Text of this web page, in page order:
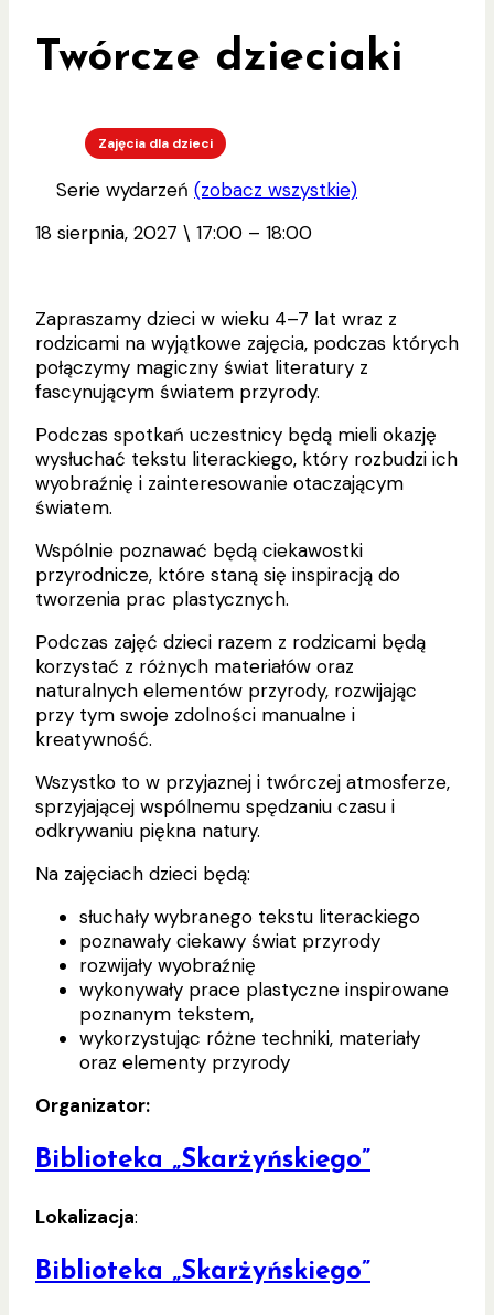
Twórcze dzieciaki
Zajęcia dla dzieci
Serie wydarzeń (zobacz wszystkie)
18 sierpnia, 2027 \ 17:00 – 18:00
Zapraszamy dzieci w wieku 4–7 lat wraz z
rodzicami na wyjątkowe zajęcia, podczas których
połączymy magiczny świat literatury z
fascynującym światem przyrody.
Podczas spotkań uczestnicy będą mieli okazję
wysłuchać tekstu literackiego, który rozbudzi ich
wyobraźnię i zainteresowanie otaczającym
światem.
Wspólnie poznawać będą ciekawostki
przyrodnicze, które staną się inspiracją do
tworzenia prac plastycznych.
Podczas zajęć dzieci razem z rodzicami będą
korzystać z różnych materiałów oraz
naturalnych elementów przyrody, rozwijając
przy tym swoje zdolności manualne i
kreatywność.
Wszystko to w przyjaznej i twórczej atmosferze,
sprzyjającej wspólnemu spędzaniu czasu i
odkrywaniu piękna natury.
Na zajęciach dzieci będą:
słuchały wybranego tekstu literackiego
poznawały ciekawy świat przyrody
rozwijały wyobraźnię
wykonywały prace plastyczne inspirowane
poznanym tekstem,
wykorzystując różne techniki, materiały
oraz elementy przyrody
Organizator:
Biblioteka „Skarżyńskiego”
Lokalizacja:
Biblioteka „Skarżyńskiego”